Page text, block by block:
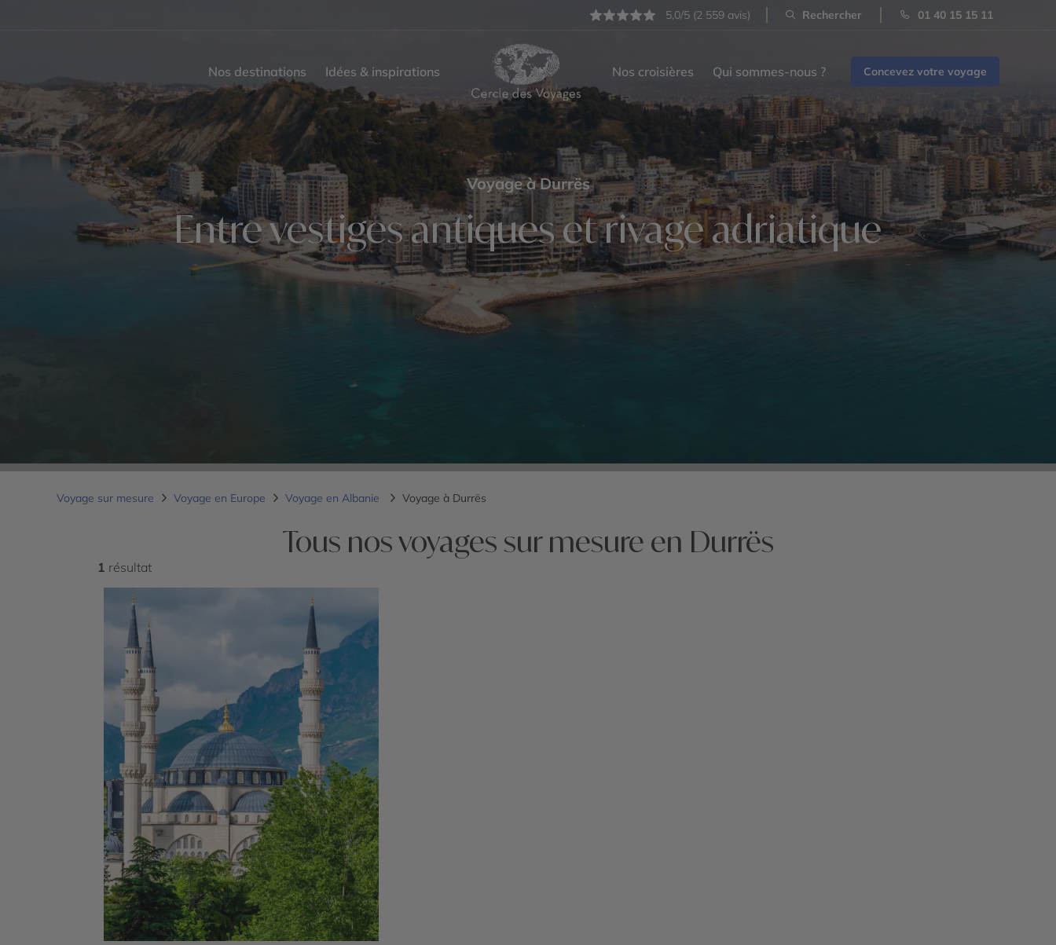
5,0/5 (2 559 avis) Rechercher 01 40 15 15 11
Nos destinations Idées & inspirations Nos croisières Qui sommes-nous ? Concevez votre voyage
Voyage à Durrës
Entre vestiges antiques et rivage adriatique
Voyage sur mesure Voyage en Europe Voyage en Albanie Voyage à Durrës
Tous nos voyages sur mesure en Durrës
1 résultat